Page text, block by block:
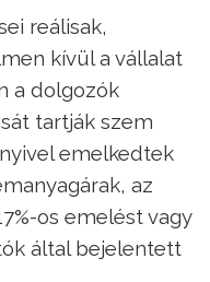
reálisak,
kívül a vállalat
a dolgozók
tartják szem
emelkedtek
az
os emelést vagy
által bejelentett